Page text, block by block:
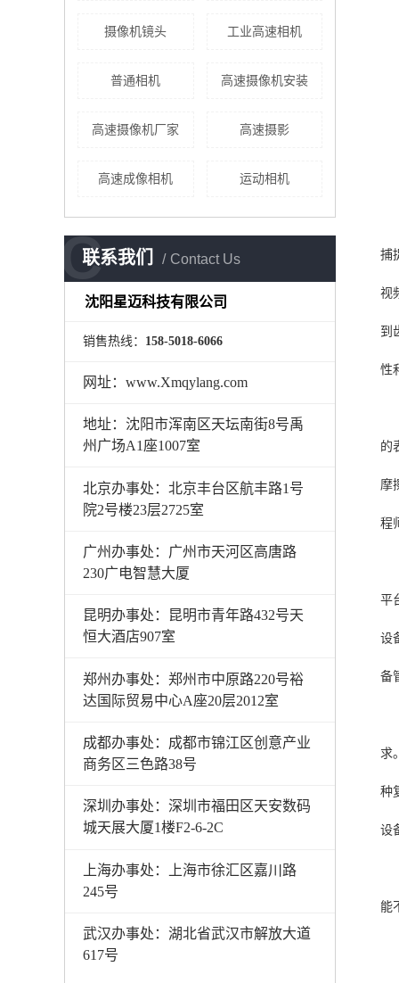
摄像机镜头 工业高速相机
普通相机 高速摄像机安装
高速摄像机厂家 ​高速摄影
高速成像相机 运动相机
联系我们 Contact Us
C
沈阳星迈科技有限公司
销售热线： 158-5018-6066
网址：www.Xmqylang.com
地址：沈阳市浑南区天坛南街8号禹
州广场A1座1007室
北京办事处：北京丰台区航丰路1号
院2号楼23层2725室
广州办事处：广州市天河区高唐路
230广电智慧大厦
昆明办事处：昆明市青年路432号天
恒大酒店907室
郑州办事处：郑州市中原路220号裕
达国际贸易中心A座20层2012室
成都办事处：成都市锦江区创意产业
商务区三色路38号
深圳办事处：深圳市福田区天安数码
城天展大厦1楼F2-6-2C
上海办事处：上海市徐汇区嘉川路
245号
武汉办事处：湖北省武汉市解放大道
617号
捕
视
到
性
的
摩
程
平
设
备
求
种
设
能